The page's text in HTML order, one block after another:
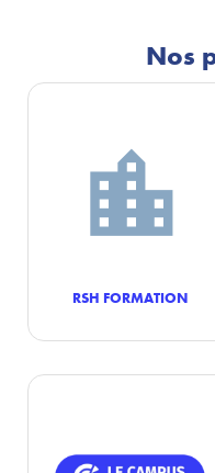
Nos
RSH FORMATION